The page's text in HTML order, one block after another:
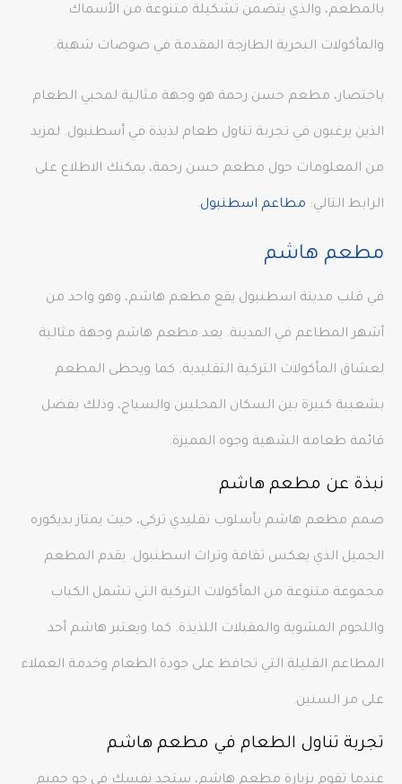
بالمطعم، والذي يتضمن تشكيلة متنوعة من الأسماك
والمأكولات البحرية الطازجة المقدمة في صوصات شهية.
باختصار، مطعم حسن رحمة هو وجهة مثالية لمحبي الطعام
الذين يرغبون في تجربة تناول طعام لذيذة في أسطنبول. لمزيد
من المعلومات حول مطعم حسن رحمة، يمكنك الاطلاع على
الرابط التالي: مطاعم اسطنبول.
مطعم هاشم
في قلب مدينة اسطنبول يقع مطعم هاشم، وهو واحد من
أشهر المطاعم في المدينة. يعد مطعم هاشم وجهة مثالية
لعشاق المأكولات التركية التقليدية. كما ويحظى المطعم
بشعبية كبيرة بين السكان المحليين والسياح، وذلك بفضل
قائمة طعامه الشهية وجوه المميزة.
نبذة عن مطعم هاشم
صمم مطعم هاشم بأسلوب تقليدي تركي، حيث يمتاز بديكوره
الجميل الذي يعكس ثقافة وتراث اسطنبول. يقدم المطعم
مجموعة متنوعة من المأكولات التركية التي تشمل الكباب
واللحوم المشوية والمقبلات اللذيذة. كما ويعتبر هاشم أحد
المطاعم القليلة التي تحافظ على جودة الطعام وخدمة العملاء
على مر السنين.
تجربة تناول الطعام في مطعم هاشم
عندما تقوم بزيارة مطعم هاشم، ستجد نفسك في جو حميم